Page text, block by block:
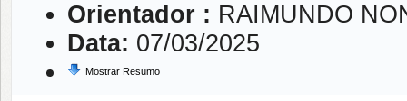
Orientador : RAIMUNDO
Data: 07/03/2025
Mostrar Resumo